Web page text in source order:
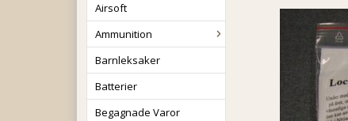
Airsoft
Ammunition
Barnleksaker
Batterier
Begagnade Varor